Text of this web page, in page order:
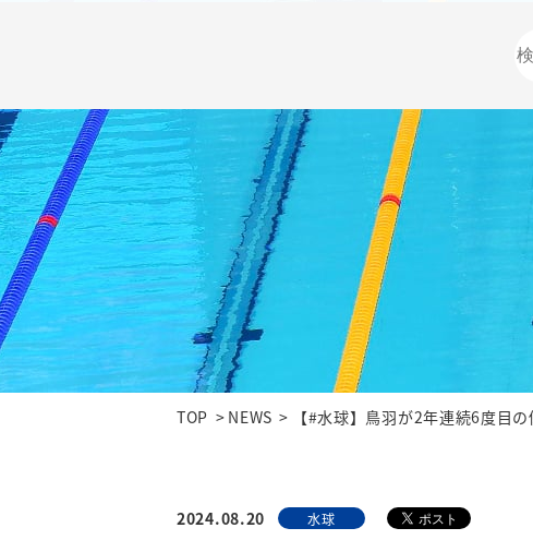
TOP NEWS 【#水球】鳥羽が2年連続6度目
2024.08.20 水球